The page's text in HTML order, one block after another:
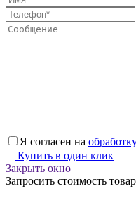
Я согласен на
Купить в один клик
Закрыть окно
Запросить стоимость